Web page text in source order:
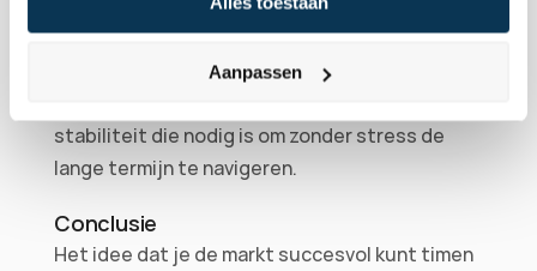
Aanpassen
elke noodzaak om in en uit de markt te
springen. Je kapitaal blijft continu aan het
werk. Voor een vermogen van drie ton of meer
stabiliteit die nodig is om zonder stress de
lange termijn te navigeren.
Conclusie
Het idee dat je de markt succesvol kunt timen